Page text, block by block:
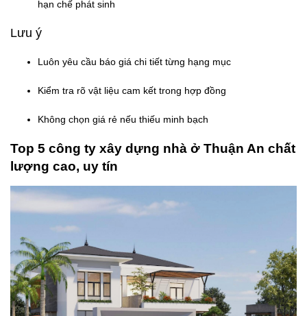
hạn chế phát sinh
Lưu ý
Luôn yêu cầu báo giá chi tiết từng hạng mục
Kiểm tra rõ vật liệu cam kết trong hợp đồng
Không chọn giá rẻ nếu thiếu minh bạch
Top 5 công ty xây dựng nhà ở Thuận An chất
lượng cao, uy tín